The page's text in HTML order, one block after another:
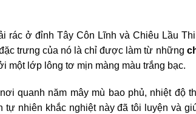
rác ở đỉnh Tây Côn Lĩnh và Chiêu Lầu
trưng của nó là chỉ được làm từ những
một lớp lông tơ mịn màng màu trắng bạc.
quanh năm mây mù bao phủ, nhiệt độ
nhiên khắc nghiệt này đã tôi luyện và